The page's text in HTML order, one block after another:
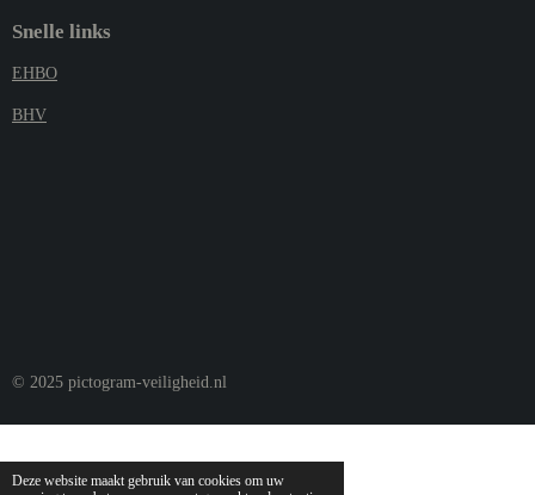
Deze website maakt gebruik van cookies om uw
Snelle links
EHBO
BHV
© 2025 pictogram-veiligheid.nl